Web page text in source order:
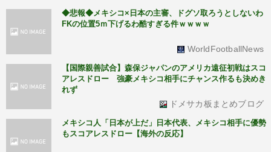
◆悲報◆メキシコ×日本の主審、ドグソ取ろうとしないわ
FKの位置5ｍ下げるわ酷すぎる件ｗｗｗｗ
WorldFootballNews
【国際親善試合】森保ジャパンのアメリカ遠征初戦はスコ
アレスドロー 強豪メキシコ相手にチャンス作るも決めき
れず
ドメサカ板まとめブログ
メキシコ人「日本が上だ」日本代表、メキシコ相手に優勢
もスコアレスドロー【海外の反応】